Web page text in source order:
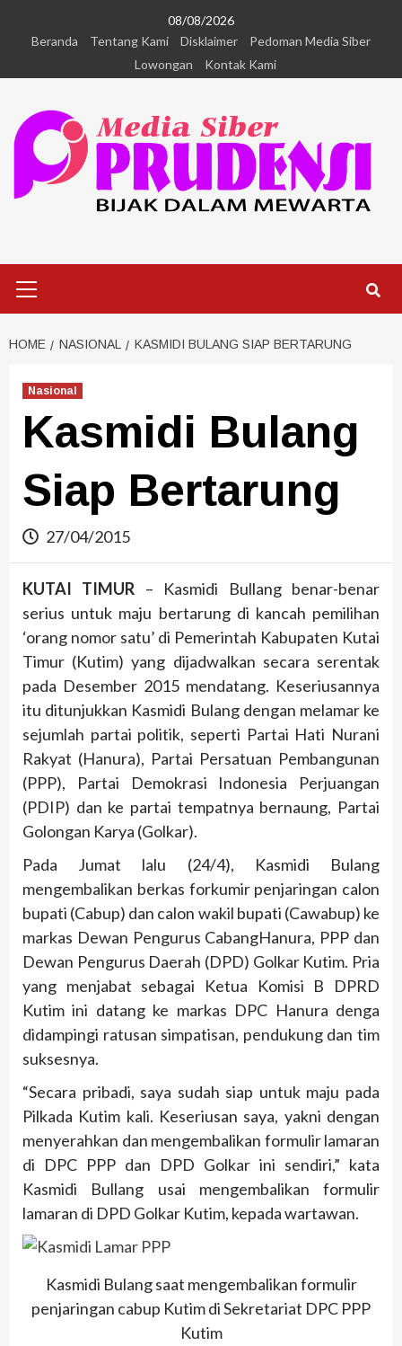
08/08/2026
Beranda
Tentang Kami Disklaimer
Pedoman Media Siber
Lowongan
Kontak Kami
HOME NASIONAL KASMIDI BULANG SIAP BERTARUNG
Nasional
Kasmidi Bulang
Siap Bertarung
27/04/2015
KUTAI TIMUR – Kasmidi Bullang benar-benar
serius untuk maju bertarung di kancah pemilihan
‘orang nomor satu’ di Pemerintah Kabupaten Kutai
Timur (Kutim) yang dijadwalkan secara serentak
pada Desember 2015 mendatang. Keseriusannya
itu ditunjukkan Kasmidi Bulang dengan melamar ke
sejumlah partai politik, seperti Partai Hati Nurani
Rakyat (Hanura), Partai Persatuan Pembangunan
(PPP), Partai Demokrasi Indonesia Perjuangan
(PDIP) dan ke partai tempatnya bernaung, Partai
Golongan Karya (Golkar).
Pada Jumat lalu (24/4), Kasmidi Bulang
mengembalikan berkas forkumir penjaringan calon
bupati (Cabup) dan calon wakil bupati (Cawabup) ke
markas Dewan Pengurus CabangHanura, PPP dan
Dewan Pengurus Daerah (DPD) Golkar Kutim. Pria
yang menjabat sebagai Ketua Komisi B DPRD
Kutim ini datang ke markas DPC Hanura denga
didampingi ratusan simpatisan, pendukung dan tim
suksesnya.
“Secara pribadi, saya sudah siap untuk maju pada
Pilkada Kutim kali. Keseriusan saya, yakni dengan
menyerahkan dan mengembalikan formulir lamaran
di DPC PPP dan DPD Golkar ini sendiri,” kata
Kasmidi Bullang usai mengembalikan formulir
lamaran di DPD Golkar Kutim, kepada wartawan.
Kasmidi Bulang saat mengembalikan formulir
penjaringan cabup Kutim di Sekretariat DPC PPP
Kutim